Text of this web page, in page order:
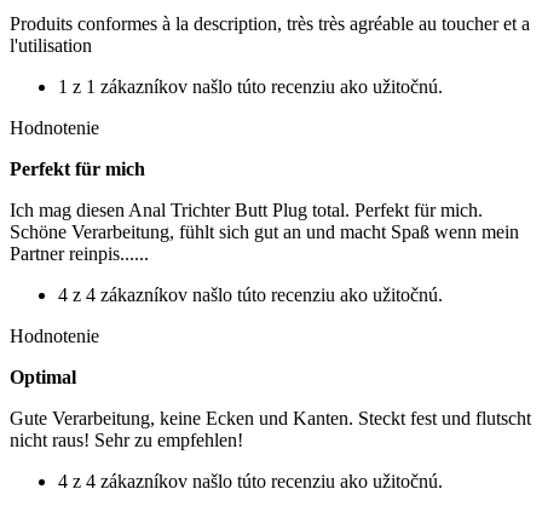
Produits conformes à la description, très très agréable au toucher et a
l'utilisation
1 z 1 zákazníkov našlo túto recenziu ako užitočnú.
Hodnotenie
Perfekt für mich
Ich mag diesen Anal Trichter Butt Plug total. Perfekt für mich.
Schöne Verarbeitung, fühlt sich gut an und macht Spaß wenn mein
Partner reinpis......
4 z 4 zákazníkov našlo túto recenziu ako užitočnú.
Hodnotenie
Optimal
Gute Verarbeitung, keine Ecken und Kanten. Steckt fest und flutscht
nicht raus! Sehr zu empfehlen!
4 z 4 zákazníkov našlo túto recenziu ako užitočnú.